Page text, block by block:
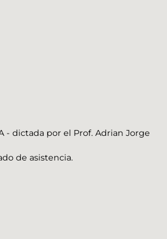
- dictada por el Prof. Adrian Jorge
de asistencia.